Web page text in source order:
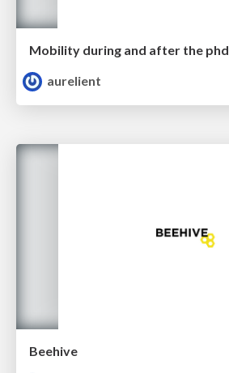
Mobility during and after the phd
aurelient
Beehive